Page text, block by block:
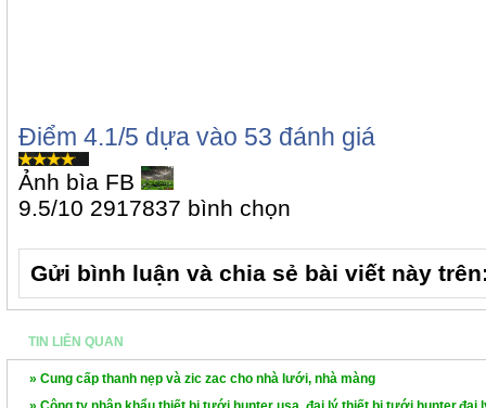
Điểm 4.1/5 dựa vào 53 đánh giá
Ảnh bìa FB
9.5/10 2917837 bình chọn
Gửi bình luận và chia sẻ bài viết này
TIN LIÊN QUAN
» Cung cấp thanh nẹp và zic zac cho nhà lưới, nhà màng